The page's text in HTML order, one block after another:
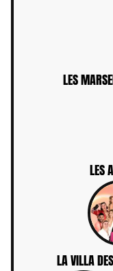
LES
LES
LA VILLA